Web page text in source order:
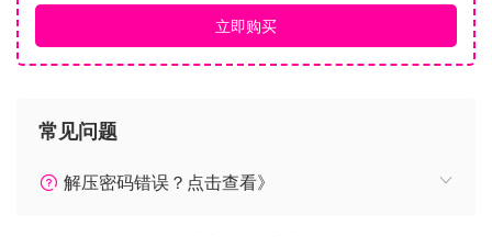
的装备合成出属性更好的高级装备.也能在技能商店中更换技能.
再好的技能组没有装备的属性支撑也是不行的!某些高级装备甚
至会提供被动技能.当然装备要穿在主角身上才会生效,别忘了哦!
钱升级之前购买的雇佣兵,最多升级到和主角同级.玩家不能操控
压力,但是佣兵一旦在战斗结束时仍然是死亡状态就会从队伍中
立即购买
常见问题
解压密码错误？点击查看》